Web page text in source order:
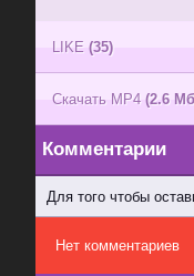
LIKE (35)
Скачать MP4 (2.6
Комментарии
Для того чтобы
Нет комментариев